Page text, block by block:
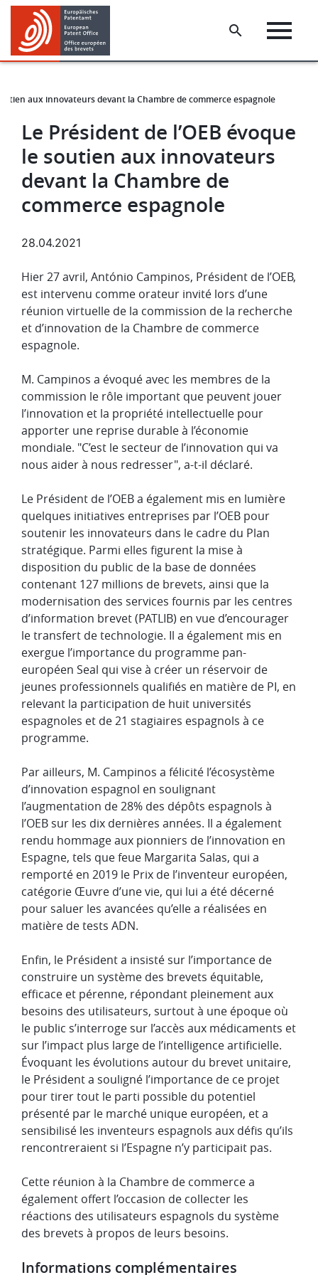
Skip
main
content
Skip
footer
aux innovateurs devant la Chambre de commerce espagnole
Le Président de l’OEB évoque
le soutien aux innovateurs
devant la Chambre de
commerce espagnole
28.04.2021
Hier 27 avril, António Campinos, Président de l’OEB,
est intervenu comme orateur invité lors d’une
réunion virtuelle de la commission de la recherche
et d’innovation de la Chambre de commerce
espagnole.
M. Campinos a évoqué avec les membres de la
commission le rôle important que peuvent jouer
l’innovation et la propriété intellectuelle pour
apporter une reprise durable à l’économie
mondiale. "C’est le secteur de l’innovation qui va
nous aider à nous redresser", a-t-il déclaré.
Le Président de l’OEB a également mis en lumière
quelques initiatives entreprises par l’OEB pour
soutenir les innovateurs dans le cadre du Plan
stratégique. Parmi elles figurent la mise à
disposition du public de la base de données
contenant 127 millions de brevets, ainsi que la
modernisation des services fournis par les centres
d’information brevet (PATLIB) en vue d’encourager
le transfert de technologie. Il a également mis en
exergue l’importance du programme pan-
européen Seal qui vise à créer un réservoir de
jeunes professionnels qualifiés en matière de PI, en
relevant la participation de huit universités
espagnoles et de 21 stagiaires espagnols à ce
programme.
Par ailleurs, M. Campinos a félicité l’écosystème
d’innovation espagnol en soulignant
l’augmentation de 28% des dépôts espagnols à
l’OEB sur les dix dernières années. Il a également
rendu hommage aux pionniers de l’innovation en
Espagne, tels que feue Margarita Salas, qui a
remporté en 2019 le Prix de l’inventeur européen,
catégorie Œuvre d’une vie, qui lui a été décerné
pour saluer les avancées qu’elle a réalisées en
matière de tests ADN.
Enfin, le Président a insisté sur l’importance de
construire un système des brevets équitable,
efficace et pérenne, répondant pleinement aux
besoins des utilisateurs, surtout à une époque où
le public s’interroge sur l’accès aux médicaments et
sur l’impact plus large de l’intelligence artificielle.
Évoquant les évolutions autour du brevet unitaire,
le Président a souligné l’importance de ce projet
pour tirer tout le parti possible du potentiel
présenté par le marché unique européen, et a
sensibilisé les inventeurs espagnols aux défis qu’ils
rencontreraient si l’Espagne n’y participait pas.
Cette réunion à la Chambre de commerce a
également offert l’occasion de collecter les
réactions des utilisateurs espagnols du système
des brevets à propos de leurs besoins.
Informations complémentaires